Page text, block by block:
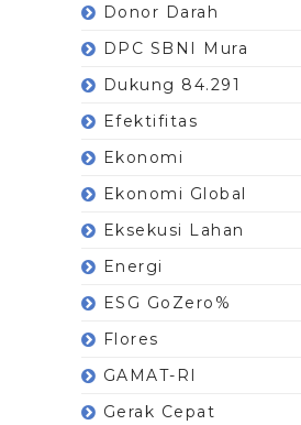
Donor Darah
DPC SBNI Mura
Dukung 84.291
Efektifitas
Ekonomi
Ekonomi Global
Eksekusi Lahan
Energi
ESG GoZero%
Flores
GAMAT-RI
Gerak Cepat